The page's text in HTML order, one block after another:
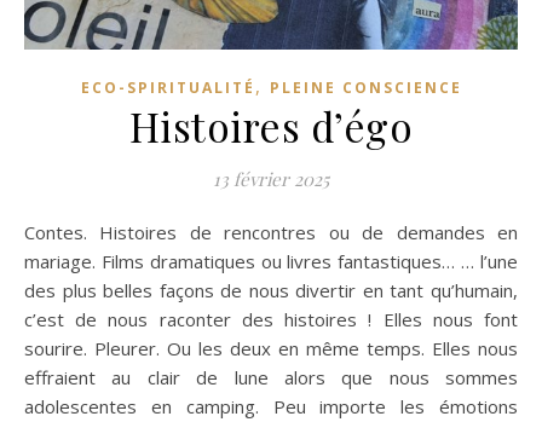
ECO-SPIRITUALITÉ , PLEINE CONSCIENCE
Histoires d’égo
13 février 2025
Contes. Histoires de rencontres ou de demandes en
mariage. Films dramatiques ou livres fantastiques… … l’une
des plus belles façons de nous divertir en tant qu’humain,
c’est de nous raconter des histoires ! Elles nous font
sourire. Pleurer. Ou les deux en même temps. Elles nous
effraient au clair de lune alors que nous sommes
adolescentes en camping. Peu importe les émotions